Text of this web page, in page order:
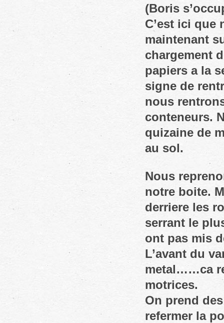
(Boris
C’est ici
maintenant
chargement
papiers a la
signe de
nous
conteneurs.
quizaine de
au sol.
Nous
notre boite.
derriere les
serrant le
ont pas mis
L’avant du
metal……ca
motrices.
On prend
refermer la